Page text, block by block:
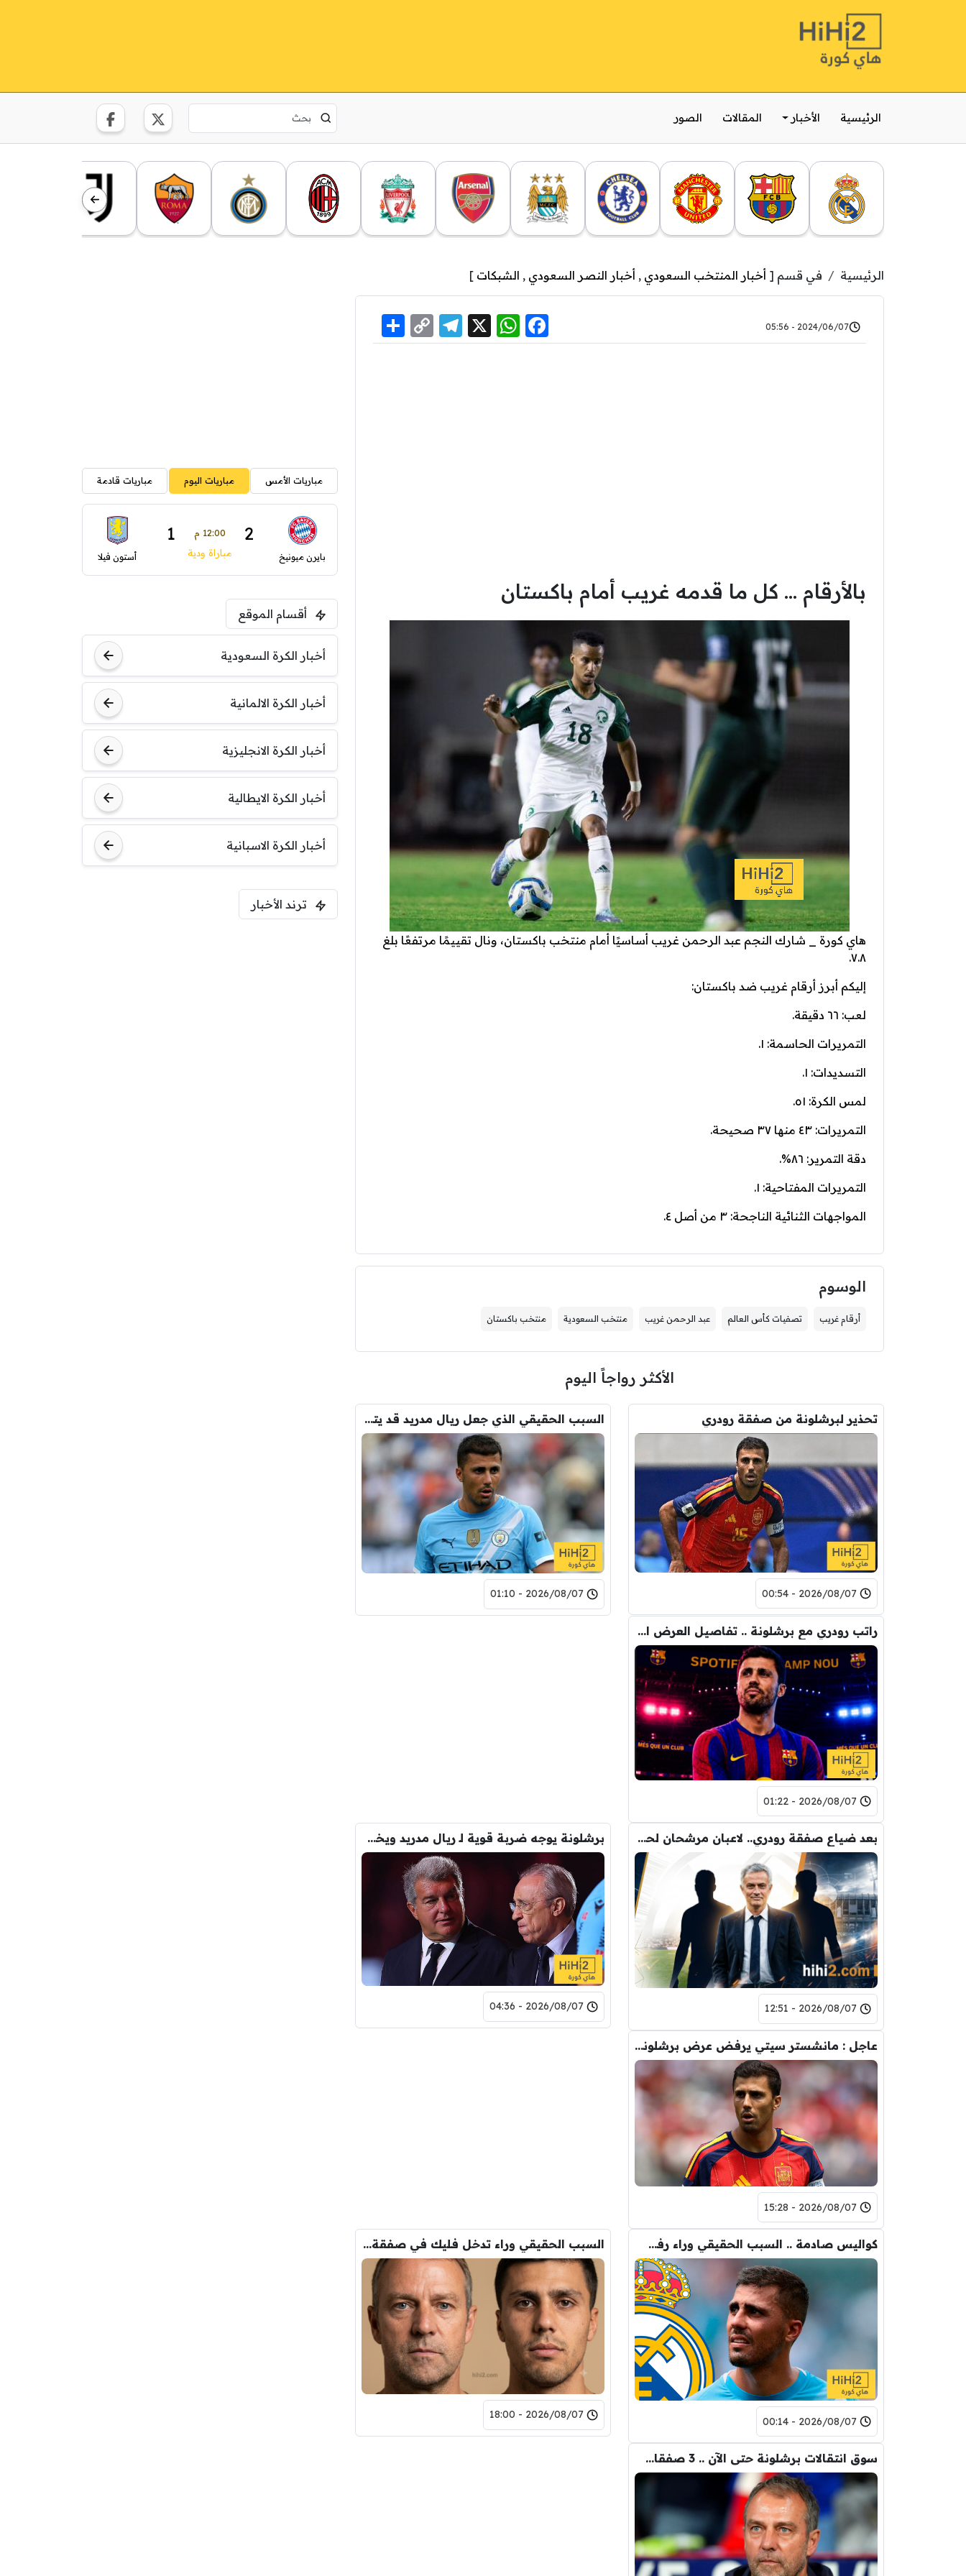
الرئيسية الأخبار المقالات الصور
الرئيسية في قسم [ أخبار المنتخب السعودي , أخبار النصر السعودي , الشبكات ]
2024/06/07 - 05:56
Facebook
WhatsApp
X
Telegram
Copy
Link
بالأرقام … كل ما قدمه غريب أمام باكستان
هاي كورة _ شارك النجم عبد الرحمن غريب أساسيًا أمام منتخب باكستان، ونال تقييمًا مرتفعًا بلغ
٧.٨.
إليكم أبرز أرقام غريب ضد باكستان:
لعب: ٦٦ دقيقة.
التمريرات الحاسمة: ١.
التسديدات: ١.
لمس الكرة: ٥١.
التمريرات: ٤٣ منها ٣٧ صحيحة.
دقة التمرير: ٨٦%.
التمريرات المفتاحية: ١.
المواجهات الثنائية الناجحة: ٣ من أصل ٤.
الوسوم
أرقام غريب تصفيات كأس العالم عبد الرحمن غريب منتخب السعودية منتخب باكستان
الأكثر رواجاً اليوم
تحذير لبرشلونة من صفقة رودري
2026/08/07 - 00:54
السبب الحقيقي الذي جعل ريال مدريد قد يتنازل لبرشلونة عن رودري
2026/08/07 - 01:10
راتب رودري مع برشلونة .. تفاصيل العرض الأول
2026/08/07 - 01:22
بعد ضياع صفقة رودري.. لاعبان مرشحان لحل أزمة ريال مدريد
2026/08/07 - 12:51
برشلونة يوجه ضربة قوية لـ ريال مدريد ويخفي صفقته التاريخية
2026/08/07 - 04:36
عاجل : مانشستر سيتي يرفض عرض برشلونة الاول لضم رودري.. ويسخر من قيمته
2026/08/07 - 15:28
كواليس صادمة .. السبب الحقيقي وراء رفض رودري لريال مدريد
2026/08/07 - 00:14
السبب الحقيقي وراء تدخل فليك في صفقة رودري
2026/08/07 - 18:00
سوق انتقالات برشلونة حتى الآن .. 3 صفقات و 5 راحلين
مباريات الأمس مباريات اليوم مباريات قادمة
بايرن ميونيخ
2 12:00 م 1
مباراة ودية أستون فيلا
أقسام الموقع
أخبار الكرة السعودية
أخبار الكرة الالمانية
أخبار الكرة الانجليزية
أخبار الكرة الايطالية
أخبار الكرة الاسبانية
ترند الأخبار